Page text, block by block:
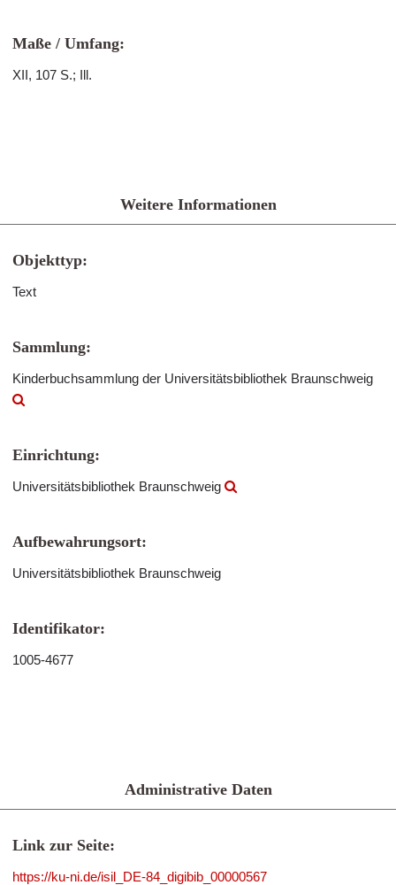
Maße / Umfang:
XII, 107 S.; Ill.
Weitere Informationen
Objekttyp:
Text
Sammlung:
Kinderbuchsammlung der Universitätsbibliothek Braunschweig
Einrichtung:
Universitätsbibliothek Braunschweig
Aufbewahrungsort:
Universitätsbibliothek Braunschweig
Identifikator:
1005-4677
Administrative Daten
Link zur Seite:
https://ku-ni.de/isil_DE-84_digibib_00000567